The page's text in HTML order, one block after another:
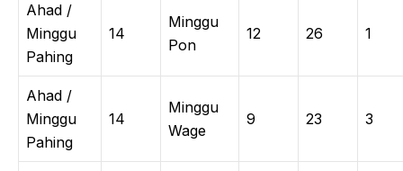
Ahad /
Minggu
Pahing
14
Minggu
Pon
12 26 1
Ahad /
Minggu
Pahing
14
Minggu
Wage
9 23 3